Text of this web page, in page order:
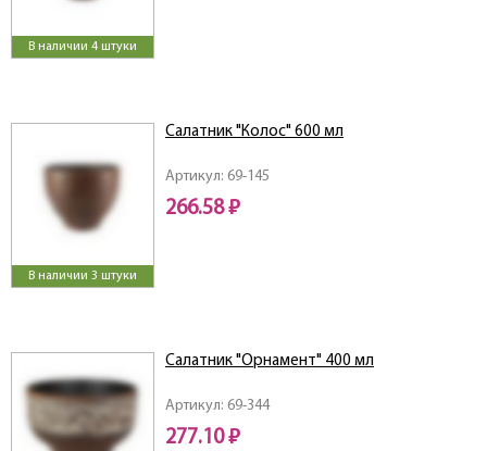
В наличии 4 штуки
В наличии 3 штуки
Артикул: 69-145
Салатник "Колос" 600 мл
266.58 ₽
Артикул: 69-344
Салатник "Орнамент" 400 мл
277.10 ₽